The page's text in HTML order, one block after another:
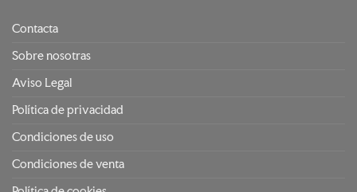
Contacta
Sobre nosotras
Aviso Legal
Política de privacidad
Condiciones de uso
Condiciones de venta